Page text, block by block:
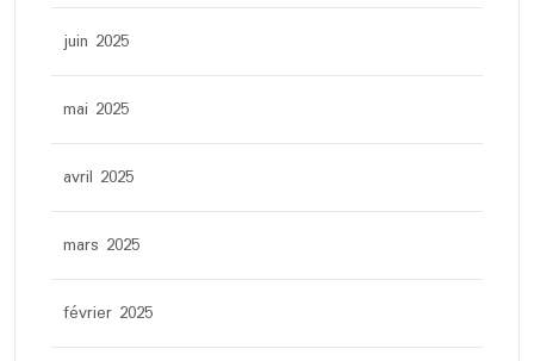
juin 2025
mai 2025
avril 2025
mars 2025
février 2025